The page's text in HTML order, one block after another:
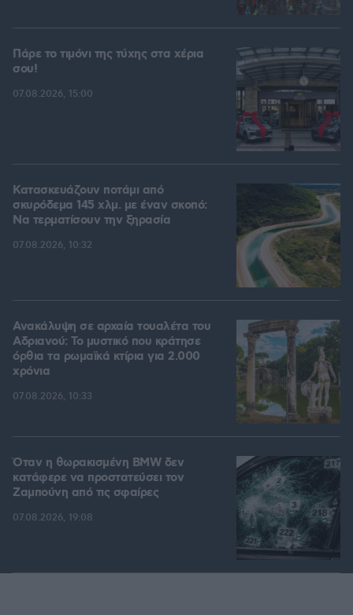
Πάρε το τιμόνι της τύχης στα χέρια
σου!
07.08.2026, 15:00
Κατασκευάζουν ποτάμι από
σκυρόδεμα 145 χλμ. με έναν σκοπό:
Να τερματίσουν την ξηρασία
07.08.2026, 10:32
Ανακάλυψη σε αρχαία τουαλέτα του
Αδριανού: Το μυστικό που κράτησε
όρθια τα ρωμαϊκά κτίρια για 2.000
χρόνια
07.08.2026, 10:33
Όταν η θωρακισμένη BMW δεν
κατάφερε να προστατεύσει τον
Ζαμπούνη από τις σφαίρες
07.08.2026, 19:08